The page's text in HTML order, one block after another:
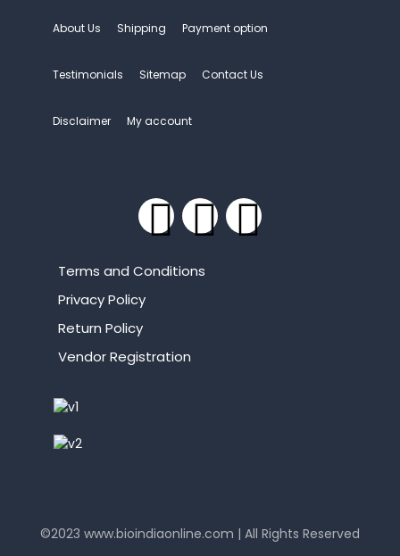
About Us Shipping Payment option
Testimonials Sitemap Contact Us
Disclaimer My account
Terms and Conditions
Privacy Policy
Return Policy
Vendor Registration
©2023 www.bioindiaonline.com | All Rights Reserved